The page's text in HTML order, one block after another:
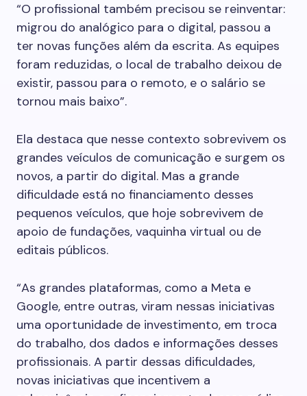
“O profissional também precisou se reinventar:
migrou do analógico para o digital, passou a
ter novas funções além da escrita. As equipes
foram reduzidas, o local de trabalho deixou de
existir, passou para o remoto, e o salário se
tornou mais baixo”.
Ela destaca que nesse contexto sobrevivem os
grandes veículos de comunicação e surgem os
novos, a partir do digital. Mas a grande
dificuldade está no financiamento desses
pequenos veículos, que hoje sobrevivem de
apoio de fundações, vaquinha virtual ou de
editais públicos.
“As grandes plataformas, como a Meta e
Google, entre outras, viram nessas iniciativas
uma oportunidade de investimento, em troca
do trabalho, dos dados e informações desses
profissionais. A partir dessas dificuldades,
novas iniciativas que incentivem a